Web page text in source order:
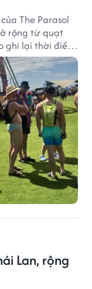
The Parasol
rộng từ quạt
ghi lại thời điểm
dần vượt khỏi
Lan, rộng